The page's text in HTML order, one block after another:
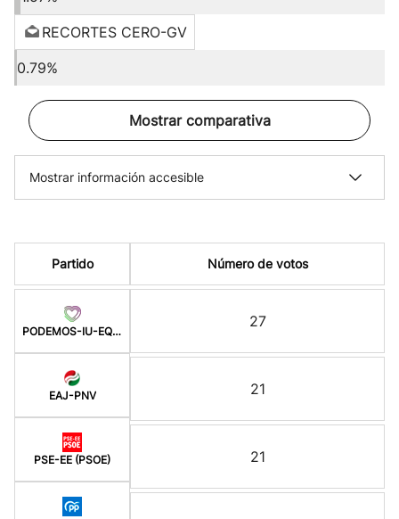
RECORTES CERO-GV
0.79%
Mostrar comparativa
Mostrar información accesible
Partido
PODEMOS-IU-EQUO BERD
EAJ-PNV
PSE-EE (PSOE)
Número de votos
27
21
21